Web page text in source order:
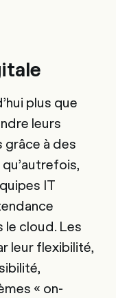
plus que
leurs
grâce à des
IT
le cloud. Les
leur flexibilité,
« on-